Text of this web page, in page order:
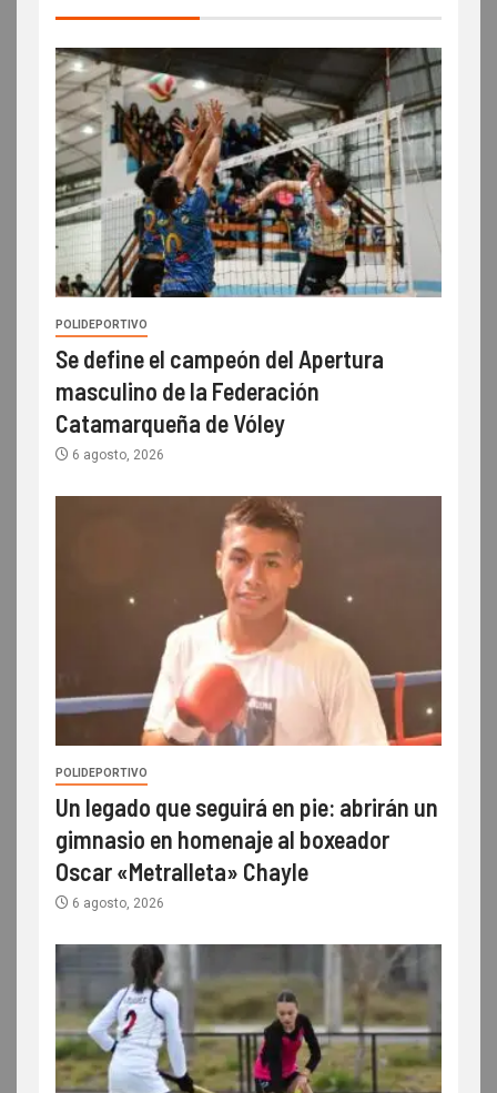
POLIDEPORTIVO
Se define el campeón del Apertura
masculino de la Federación
Catamarqueña de Vóley
6 agosto, 2026
POLIDEPORTIVO
Un legado que seguirá en pie: abrirán un
gimnasio en homenaje al boxeador
Oscar «Metralleta» Chayle
6 agosto, 2026